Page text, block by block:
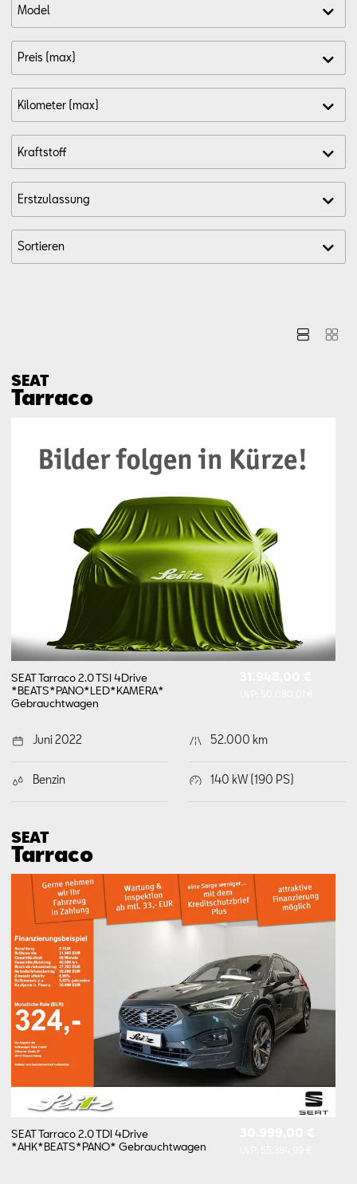
Aktionen
SEAT
Tarraco
SEAT Tarraco 2.0 TSI 4Drive
*BEATS*PANO*LED*KAMERA*
Gebrauchtwagen
Juni 2022 52.000 km
Benzin 140 kW (190 PS)
SEAT
Tarraco
SEAT Tarraco 2.0 TDI 4Drive
*AHK*BEATS*PANO* Gebrauchtwagen